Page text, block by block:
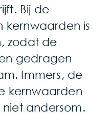
Bij de
kernwaarden is
zodat de
gedragen
Immers, de
kernwaarden
andersom.